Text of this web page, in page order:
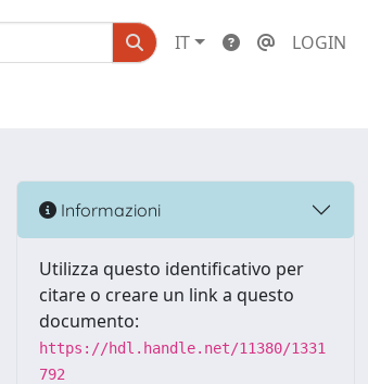
IT LOGIN
Informazioni
Utilizza questo identificativo per
citare o creare un link a questo
documento:
https://hdl.handle.net/11380/1331
792